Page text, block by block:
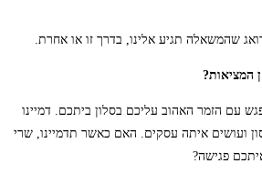
שהמשאלה תגיע אלינו, בדרך זו או אחרת.
המציאות?
עם הזמר האהוב עליכם בסלון ביתכם. דמיינו
ועושים איתה עסקים. האם כאשר תדמיינו, שרי
פגישה?